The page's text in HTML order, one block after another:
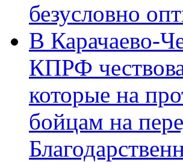
безусловно
В Карачаево-
КПРФ
которые на
бойцам на